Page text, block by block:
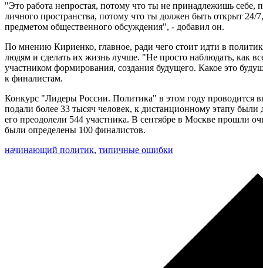
"Это работа непростая, потому что ты не принадлежишь себе,
личного пространства, потому что ты должен быть открыт 24/
предметом общественного обсуждения", - добавил он.
По мнению Кириенко, главное, ради чего стоит идти в
людям и сделать их жизнь лучше. "Не просто наблюдать, как
участником формирования, создания будущего. Какое это
к финалистам.
Конкурс "Лидеры России. Политика" в этом году проводится
подали более 33 тысяч человек, к дистанционному этапу
его преодолели 544 участника. В сентябре в Москве прошли
были определены 100 финалистов.
начинающий политик, типичные ошибки